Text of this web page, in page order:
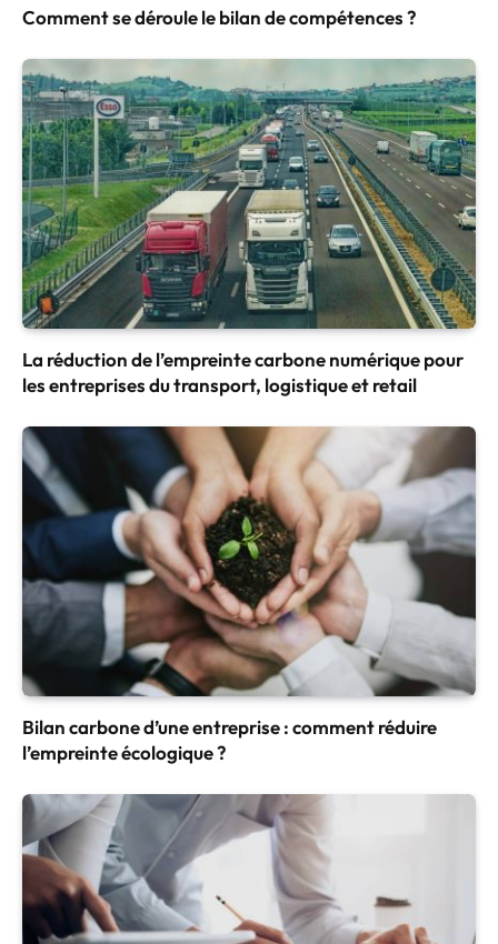
Comment se déroule le bilan de compétences ?
La réduction de l’empreinte carbone numérique pour
les entreprises du transport, logistique et retail
Bilan carbone d’une entreprise : comment réduire
l’empreinte écologique ?